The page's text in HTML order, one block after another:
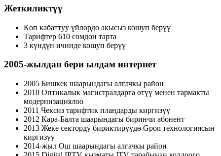
Жеткиликтүү
Көп кабаттуу үйлөрдө акысыз кошуп берүү
Тарифтер 610 сомдон тарта
3 күндүн ичинде кошуп берүү
2005-жылдан бери ылдам интернет
2005 Бишкек шаарындагы алгачкы район
2010 Оптикалык магистралдарга өтүү менен тармакты
модернизациялоо
2011 Чексиз тарифтик пландарды киргизүү
2012 Кара-Балта шаарындагы биринчи абонент
2013 Жеке секторду бириктирүүдө Gpon технологиясын
киргизүү
2014-жыл Ош шаарындагы алгачкы район